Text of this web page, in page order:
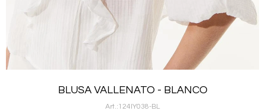
BLUSA VALLENATO - BLANCO
124IY038-BL